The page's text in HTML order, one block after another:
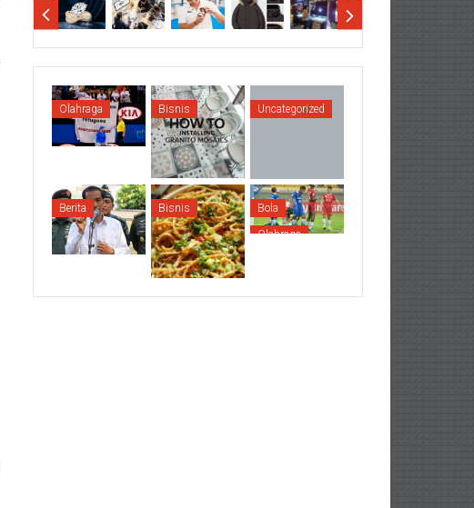
Olahraga Bisnis Uncategorized
Berita Bisnis Bola
Olahraga